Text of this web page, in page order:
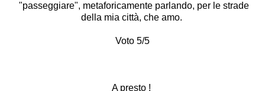
"passeggiare", metaforicamente parlando, per le strade
della mia città, che amo.
Voto 5/5
A presto !